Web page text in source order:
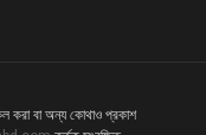
করা বা অন্য কোথাও প্রকাশ